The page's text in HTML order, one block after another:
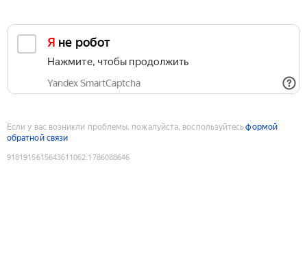
Я не робот
Нажмите, чтобы продолжить
Yandex SmartCaptcha
Если у вас возникли проблемы, пожалуйста, воспользуйтесьформой
обратной связи
9181915615643611062:1786088646